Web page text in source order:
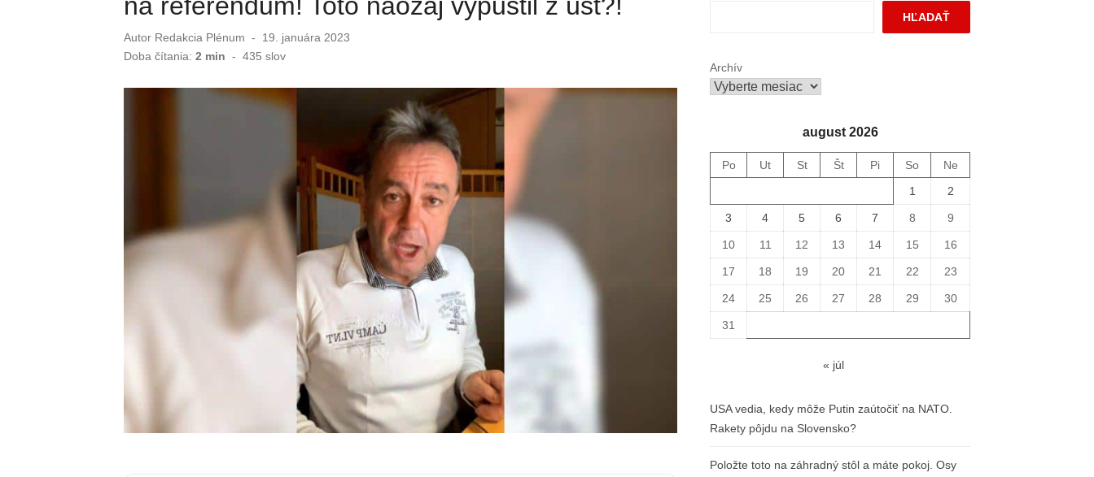
Autor Redakcia Plénum
Publikované
dňa
19. januára 2023
Doba čítania: 2 min - 435 slov
HĽADAŤ
Archív
august 2026
Po Ut St Št Pi So
Ne
1
2
3 4 5 6 7 8 9
10 11 12 13 14 15 16
17 18 19 20 21 22 23
24 25 26 27 28 29 30
31
« júl
USA vedia, kedy môže Putin zaútočiť na NATO.
Rakety pôjdu na Slovensko?
Položte toto na záhradný stôl a máte pokoj. Osy